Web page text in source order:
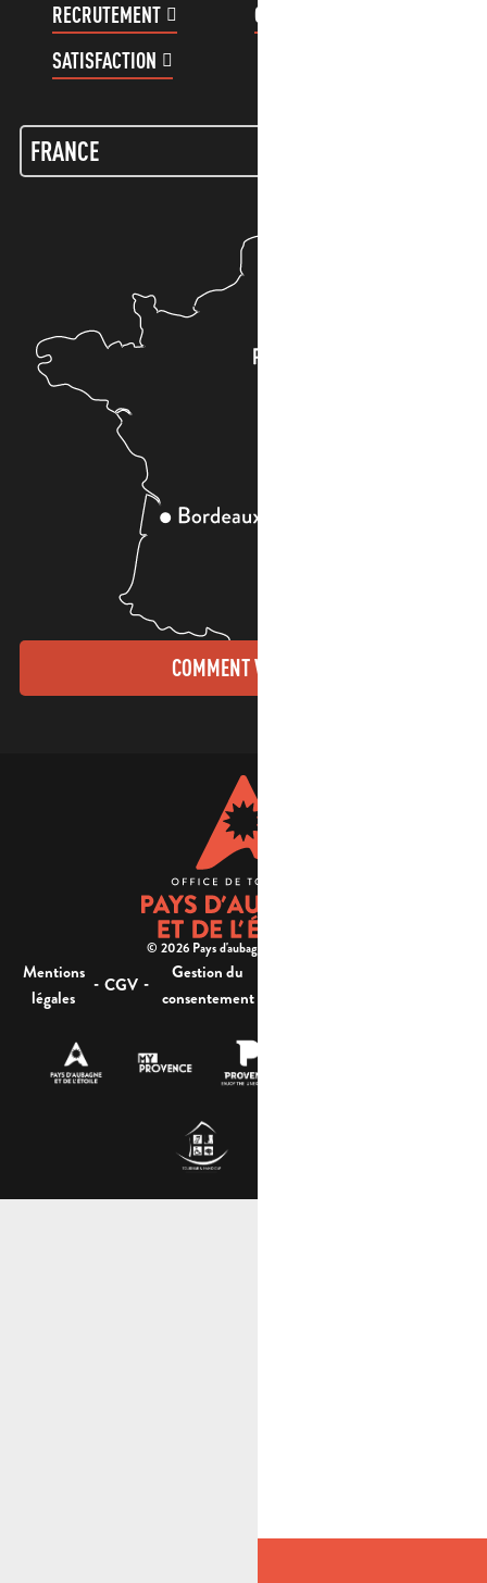
RECRUTEMENT
COMPTE CLIENT
SATISFACTION
COMMENT VENIR ?
© 2026 Pays d'aubagne et de l'étoile -
Mentions
légales
- CGV -
Gestion du
consentement